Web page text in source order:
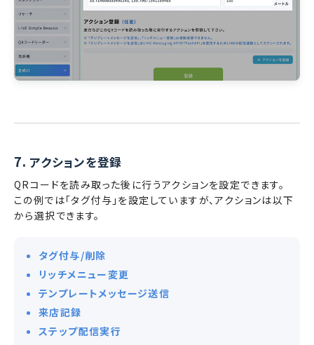
7. アクションを登録
QRコードを読み取った後に行うアクションを設定できます。
この例では「タグ付与」を設定していますが、アクションは以下
から選択できます。
タグ付与/削除
リッチメニュー変更
テンプレートメッセージ送信
来店記録
ステップ配信実行